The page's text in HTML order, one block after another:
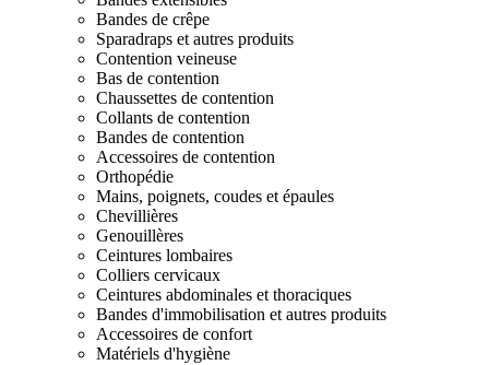
Bandes de crêpe
Sparadraps et autres produits
Contention veineuse
Bas de contention
Chaussettes de contention
Collants de contention
Bandes de contention
Accessoires de contention
Orthopédie
Mains, poignets, coudes et épaules
Chevillières
Genouillères
Ceintures lombaires
Colliers cervicaux
Ceintures abdominales et thoraciques
Bandes d'immobilisation et autres produits
Accessoires de confort
Matériels d'hygiène